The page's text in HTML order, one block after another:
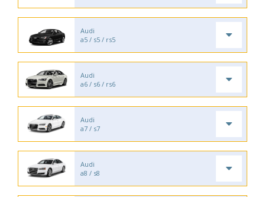
Audi
a5 / s5 / rs5
Audi
a6 / s6 / rs6
Audi
a7 / s7
Audi
a8 / s8